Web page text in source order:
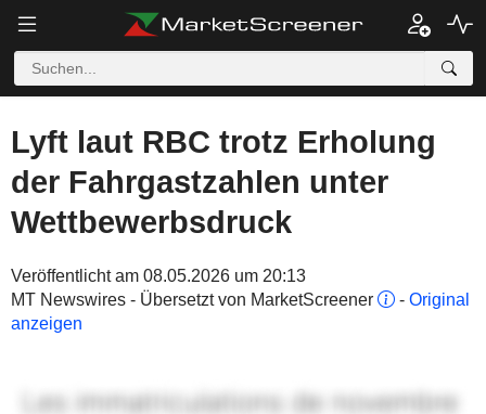
Lyft laut RBC trotz Erholung
der Fahrgastzahlen unter
Wettbewerbsdruck
Veröffentlicht am 08.05.2026 um 20:13
MT Newswires - Übersetzt von MarketScreener
- Original
anzeigen